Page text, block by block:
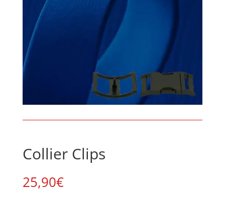
Collier Clips
25,90€